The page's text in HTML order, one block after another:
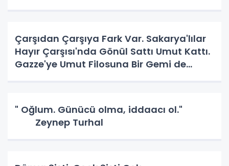
Çarşıdan Çarşıya Fark Var. Sakarya'lılar
Hayır Çarşısı'nda Gönül Sattı Umut Kattı.
Gazze'ye Umut Filosuna Bir Gemi de
" Oğlum. Günücü olma, iddaacı ol."
Zeynep Turhal